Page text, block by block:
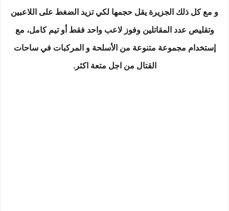
و مع كل ذلك الجزيرة يقل حجمها لكي تزيد الضغط على اللاعبين
وتقليص عدد المقاتلين وفوز لاعب واحد فقط أو تيم كامل، مع
إستخدام مجموعة متنوعة من الأسلحة و المركبات في ساحات
القتال من اجل متعة اكثر.